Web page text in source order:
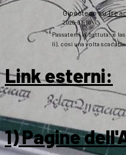
GipsotecosuTre
2026-07-10
Passatemi la battuta: e
lì), così una volta scaduti…
Link esterni:
1) Pagine